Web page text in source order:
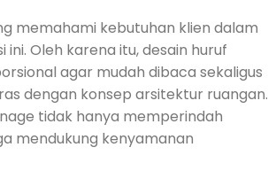
memahami kebutuhan klien dalam
ini. Oleh karena itu, desain huruf
agar mudah dibaca sekaligus
dengan konsep arsitektur ruangan.
tidak hanya memperindah
mendukung kenyamanan